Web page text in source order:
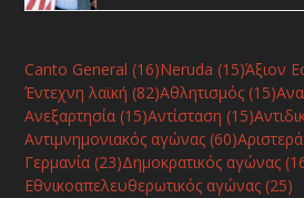
Canto General (16)Neruda (15)Άξιον
Έντεχνη λαϊκή (82)Αθλητισμός (15)
Ανεξαρτησία (15)Αντίσταση (15)
Αντιμνημονιακός αγώνας (60)Αριστερά
Γερμανία (23)Δημοκρατικός αγώνας
Εθνικοαπελευθερωτικός αγώνας (25)